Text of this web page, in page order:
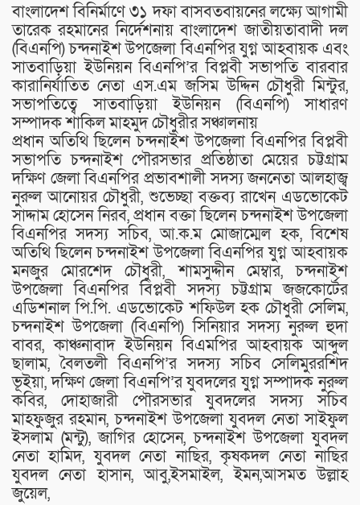
বাংলাদেশ বিনির্মাণে ৩১ দফা বাসবতবায়নের লক্ষ্যে আগামী
তারেক রহমানের নির্দেশনায় বাংলাদেশ জাতীয়তাবাদী দল
(বিএনপি) চন্দনাইশ উপজেলা বিএনপির যুগ্ন আহবায়ক এবং
সাতবাড়িয়া ইউনিয়ন বিএনপি’র বিপ্লবী সভাপতি বারবার
কারানির্যাতিত নেতা এস.এম জসিম উদ্দিন চৌধুরী মিন্টুর,
সভাপতিত্বে সাতবাড়িয়া ইউনিয়ন (বিএনপি) সাধারণ
সম্পাদক শাকিল মাহমুদ চৌধুরীর সঞ্চালনায়
প্রধান অতিথি ছিলেন চন্দনাইশ উপজেলা বিএনপির বিপ্লবী
সভাপতি চন্দনাইশ পৌরসভার প্রতিষ্ঠাতা মেয়ের চট্টগ্রাম
দক্ষিণ জেলা বিএনপির প্রভাবশালী সদস্য জননেতা আলহাজ্ব
নুরুল আনোয়র চৌধুরী, শুভেচ্ছা বক্তব্য রাখেন এডভোকেট
সাদ্দাম হোসেন নিরব, প্রধান বক্তা ছিলেন চন্দনাইশ উপজেলা
বিএনপির সদস্য সচিব, আ.ক.ম মোজাম্মেল হক, বিশেষ
অতিথি ছিলেন চন্দনাইশ উপজেলা বিএনপির যুগ্ন আহবায়ক
মনজুর মোরশেদ চৌধুরী, শামসুদ্দীন মেম্বার, চন্দনাইশ
উপজেলা বিএনপির বিপ্লবী সদস্য চট্টগ্রাম জজকোর্টের
এডিশনাল পি.পি. এডভোকেট শফিউল হক চৌধুরী সেলিম,
চন্দনাইশ উপজেলা (বিএনপি) সিনিয়ার সদস্য নুরুল হুদা
বাবর, কাঞ্চনাবাদ ইউনিয়ন বিএমপির আহবায়ক আব্দুল
ছালাম, বৈলতলী বিএনপি’র সদস্য সচিব সেলিমুররশিদ
ভূইয়া, দক্ষিণ জেলা বিএনপি’র যুবদলের যুগ্ন সম্পাদক নুরুল
কবির, দোহাজারী পৌরসভার যুবদলের সদস্য সচিব
মাহফুজুর রহমান, চন্দনাইশ উপজেলা যুবদল নেতা সাইফুল
ইসলাম (মন্টু), জাগির হোসেন, চন্দনাইশ উপজেলা যুবদল
নেতা হামিদ, যুবদল নেতা নাছির, কৃষকদল নেতা নাছির
যুবদল নেতা হাসান, আবু,ইসমাইল, ইমন,আসমত উল্লাহ
জুয়েল,